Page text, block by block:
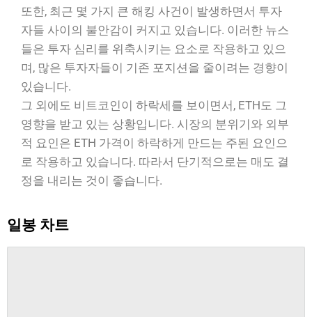
또한, 최근 몇 가지 큰 해킹 사건이 발생하면서 투자
자들 사이의 불안감이 커지고 있습니다. 이러한 뉴스
들은 투자 심리를 위축시키는 요소로 작용하고 있으
며, 많은 투자자들이 기존 포지션을 줄이려는 경향이
있습니다.
그 외에도 비트코인이 하락세를 보이면서, ETH도 그
영향을 받고 있는 상황입니다. 시장의 분위기와 외부
적 요인은 ETH 가격이 하락하게 만드는 주된 요인으
로 작용하고 있습니다. 따라서 단기적으로는 매도 결
정을 내리는 것이 좋습니다.
일봉 차트